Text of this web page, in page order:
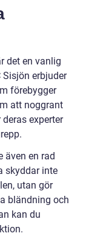
det en vanlig
erbjuder
förebygger
att noggrant
experter
även en rad
skyddar inte
utan gör
bländning och
kan du